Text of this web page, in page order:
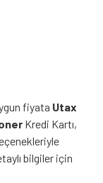
fiyata Utax
Kredi Kartı,
bilgiler için